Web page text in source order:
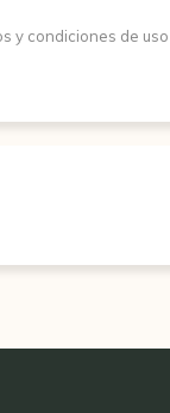
y condiciones de uso